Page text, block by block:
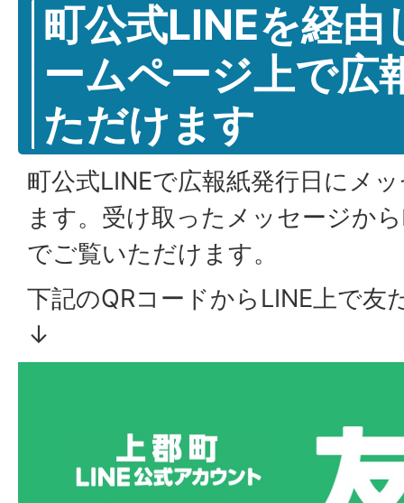
町公式LINEを経由
ームページ上で広
ただけます
町公式LINEで広報紙発行日にメ
ます。受け取ったメッセージか
でご覧いただけます。
下記のQRコードからLINE上で友
↓